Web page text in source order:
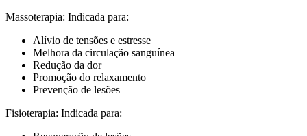
Massoterapia: Indicada para:
Alívio de tensões e estresse
Melhora da circulação sanguínea
Redução da dor
Promoção do relaxamento
Prevenção de lesões
Fisioterapia: Indicada para: